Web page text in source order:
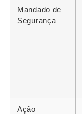
Mandado de
Segurança
Ação